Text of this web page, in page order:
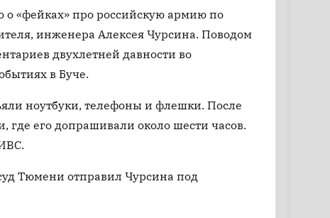
о «фейках» про российскую армию по
инженера Алексея Чурсина. Поводом
двухлетней давности во
в Буче.
ноутбуки, телефоны и флешки. После
его допрашивали около шести часов.
Тюмени отправил Чурсина под